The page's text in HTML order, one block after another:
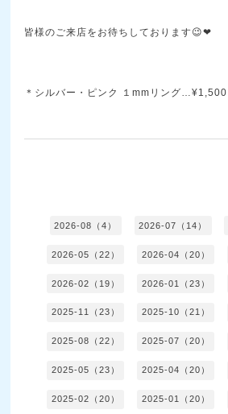
皆様のご来店をお待ちしております😉❤
＊シルバー・ピンク １mmリング…¥1,500
2026-08（4） 2026-07（14）
2026-05（22） 2026-04（20）
2026-02（19） 2026-01（23）
2025-11（23） 2025-10（21）
2025-08（22） 2025-07（20）
2025-05（23） 2025-04（20）
2025-02（20） 2025-01（20）